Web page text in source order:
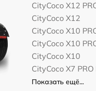
CityCoco X12
CityCoco X12
CityCoco X10
CityCoco X10
CityCoco X10
CityCoco X7 PRO
Показать ещё...